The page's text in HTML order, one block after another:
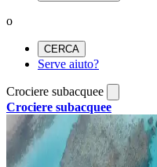
o
CERCA
Serve aiuto?
Crociere subacquee
Crociere subacquee